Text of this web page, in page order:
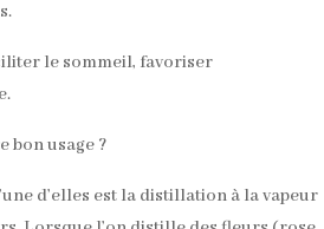
le sommeil, favoriser
bon usage ?
d’elles est la distillation à la vapeur